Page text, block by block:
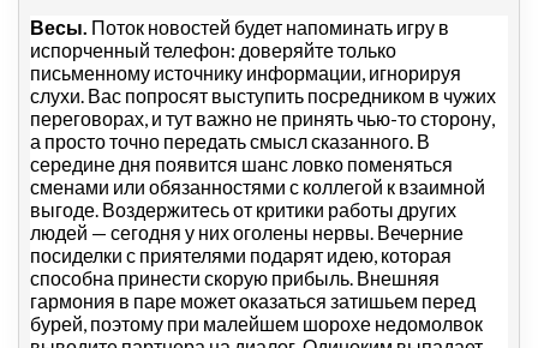
Весы. Поток новостей будет напоминать игру в
испорченный телефон: доверяйте только
письменному источнику информации, игнорируя
слухи. Вас попросят выступить посредником в чужих
переговорах, и тут важно не принять чью-то сторону,
а просто точно передать смысл сказанного. В
середине дня появится шанс ловко поменяться
сменами или обязанностями с коллегой к взаимной
выгоде. Воздержитесь от критики работы других
людей — сегодня у них оголены нервы. Вечерние
посиделки с приятелями подарят идею, которая
способна принести скорую прибыль. Внешняя
гармония в паре может оказаться затишьем перед
бурей, поэтому при малейшем шорохе недомолвок